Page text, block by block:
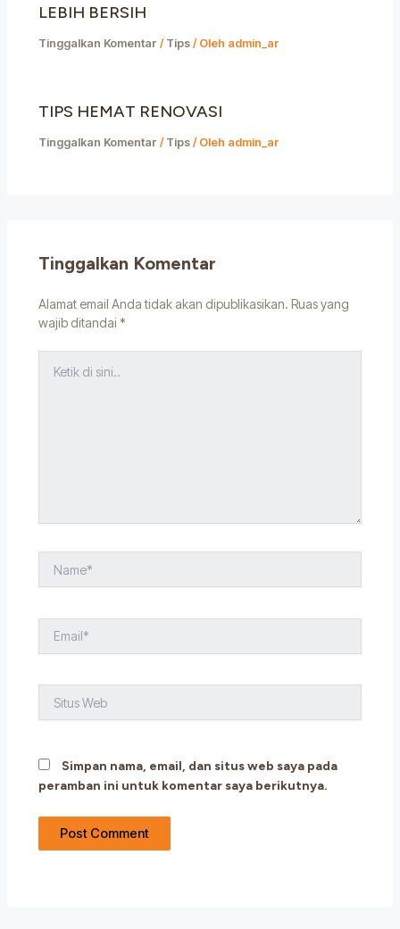
LEBIH BERSIH
Tinggalkan Komentar / Tips/ Oleh admin_ar
TIPS HEMAT RENOVASI
Tinggalkan Komentar / Tips/ Oleh admin_ar
Tinggalkan Komentar
Alamat email Anda tidak akan dipublikasikan. Ruas yang
wajib ditandai *
Web
Simpan nama, email, dan situs web saya pada
peramban ini untuk komentar saya berikutnya.